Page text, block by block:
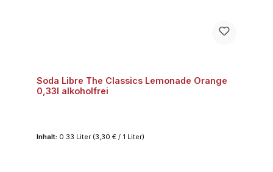
Soda Libre The Classics Lemonade Orange
0,33l alkoholfrei
Inhalt: 0.33 Liter (3,30 € / 1 Liter)